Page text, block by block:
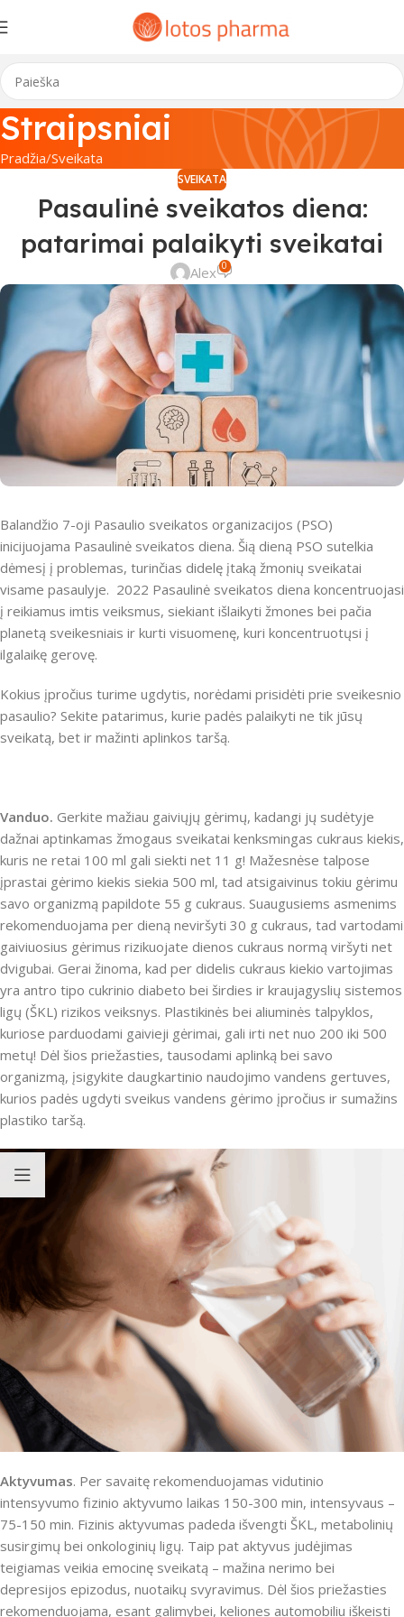
Straipsniai
Pradžia Sveikata
SVEIKATA
Pasaulinė sveikatos diena:
patarimai palaikyti sveikatai
Alex 0
Balandžio 7-oji Pasaulio sveikatos organizacijos (PSO)
inicijuojama Pasaulinė sveikatos diena. Šią dieną PSO sutelkia
dėmesį į problemas, turinčias didelę įtaką žmonių sveikatai
visame pasaulyje. 2022 Pasaulinė sveikatos diena koncentruojasi
į reikiamus imtis veiksmus, siekiant išlaikyti žmones bei pačia
planetą sveikesniais ir kurti visuomenę, kuri koncentruotųsi į
ilgalaikę gerovę.
Kokius įpročius turime ugdytis, norėdami prisidėti prie sveikesnio
pasaulio? Sekite patarimus, kurie padės palaikyti ne tik jūsų
sveikatą, bet ir mažinti aplinkos taršą.
Vanduo. Gerkite mažiau gaiviųjų gėrimų, kadangi jų sudėtyje
dažnai aptinkamas žmogaus sveikatai kenksmingas cukraus kiekis,
kuris ne retai 100 ml gali siekti net 11 g! Mažesnėse talpose
įprastai gėrimo kiekis siekia 500 ml, tad atsigaivinus tokiu gėrimu
savo organizmą papildote 55 g cukraus. Suaugusiems asmenims
rekomenduojama per dieną neviršyti 30 g cukraus, tad vartodami
gaiviuosius gėrimus rizikuojate dienos cukraus normą viršyti net
dvigubai. Gerai žinoma, kad per didelis cukraus kiekio vartojimas
yra antro tipo cukrinio diabeto bei širdies ir kraujagyslių sistemos
ligų (ŠKL) rizikos veiksnys. Plastikinės bei aliuminės talpyklos,
kuriose parduodami gaivieji gėrimai, gali irti net nuo 200 iki 500
metų! Dėl šios priežasties, tausodami aplinką bei savo
organizmą, įsigykite daugkartinio naudojimo vandens gertuves,
kurios padės ugdyti sveikus vandens gėrimo įpročius ir sumažins
plastiko taršą.
Aktyvumas. Per savaitę rekomenduojamas vidutinio
intensyvumo fizinio aktyvumo laikas 150-300 min, intensyvaus –
75-150 min. Fizinis aktyvumas padeda išvengti ŠKL, metabolinių
susirgimų bei onkologinių ligų. Taip pat aktyvus judėjimas
teigiamas veikia emocinę sveikatą – mažina nerimo bei
depresijos epizodus, nuotaikų svyravimus. Dėl šios priežasties
rekomenduojama, esant galimybei, keliones automobiliu iškeisti